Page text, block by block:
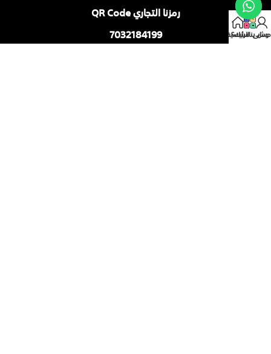
رمزنا التجاري QR Code
7032184199
حسابي
وش يناسبك؟
الرئيسية